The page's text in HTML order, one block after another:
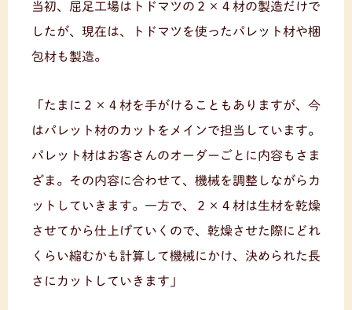
当初、屈足工場はトドマツの２×４材の製造だけで
したが、現在は、トドマツを使ったパレット材や梱
包材も製造。
「たまに２×４材を手がけることもありますが、今
はパレット材のカットをメインで担当しています。
パレット材はお客さんのオーダーごとに内容もさま
ざま。その内容に合わせて、機械を調整しながらカ
ットしていきます。一方で、２×４材は生材を乾燥
させてから仕上げていくので、乾燥させた際にどれ
くらい縮むかも計算して機械にかけ、決められた長
さにカットしていきます」